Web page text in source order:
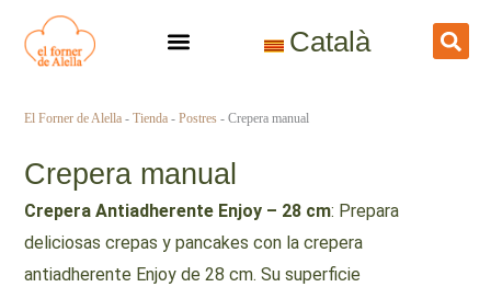
contenido
Català
El Forner de Alella -Tienda -Postres -Crepera manual
Crepera manual
Crepera Antiadherente Enjoy – 28 cm: Prepara
deliciosas crepas y pancakes con la crepera
antiadherente Enjoy de 28 cm. Su superficie